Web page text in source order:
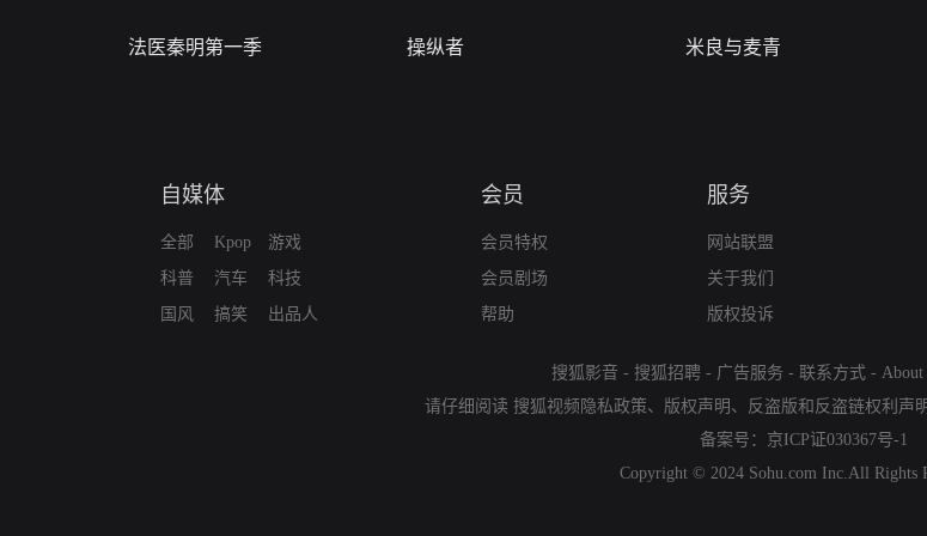
法医秦明第一季 操纵者 米良与麦青
自媒体
全部
科普
国风
Kpop
汽车
搞笑
游戏
科技
出品人
会员
会员特权
会员剧场
帮助
服务
网站联盟
关于我们
版权投诉
搜狐影音 - 搜狐招聘 - 广告服务 - 联系方式 -
请仔细阅读 搜狐视频隐私政策、 版权声明 、 反盗版和反盗链权利声
备案号： 京ICP证030367号-1
Copyright © 2024 Sohu.com Inc.All Rights